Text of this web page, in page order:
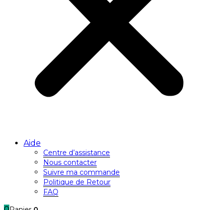
Aide
Centre d’assistance
Nous contacter
Suivre ma commande
Politique de Retour
FAQ